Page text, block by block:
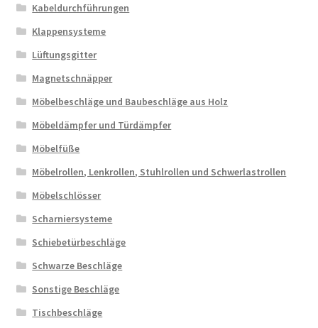
Kabeldurchführungen
Klappensysteme
Lüftungsgitter
Magnetschnäpper
Möbelbeschläge und Baubeschläge aus Holz
Möbeldämpfer und Türdämpfer
Möbelfüße
Möbelrollen, Lenkrollen, Stuhlrollen und Schwerlastrollen
Möbelschlösser
Scharniersysteme
Schiebetürbeschläge
Schwarze Beschläge
Sonstige Beschläge
Tischbeschläge